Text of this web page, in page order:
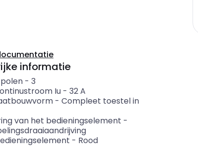
informatie
- 3
Iu- 32A
- Compleet toestel in
van het bedieningselement -
- Rood